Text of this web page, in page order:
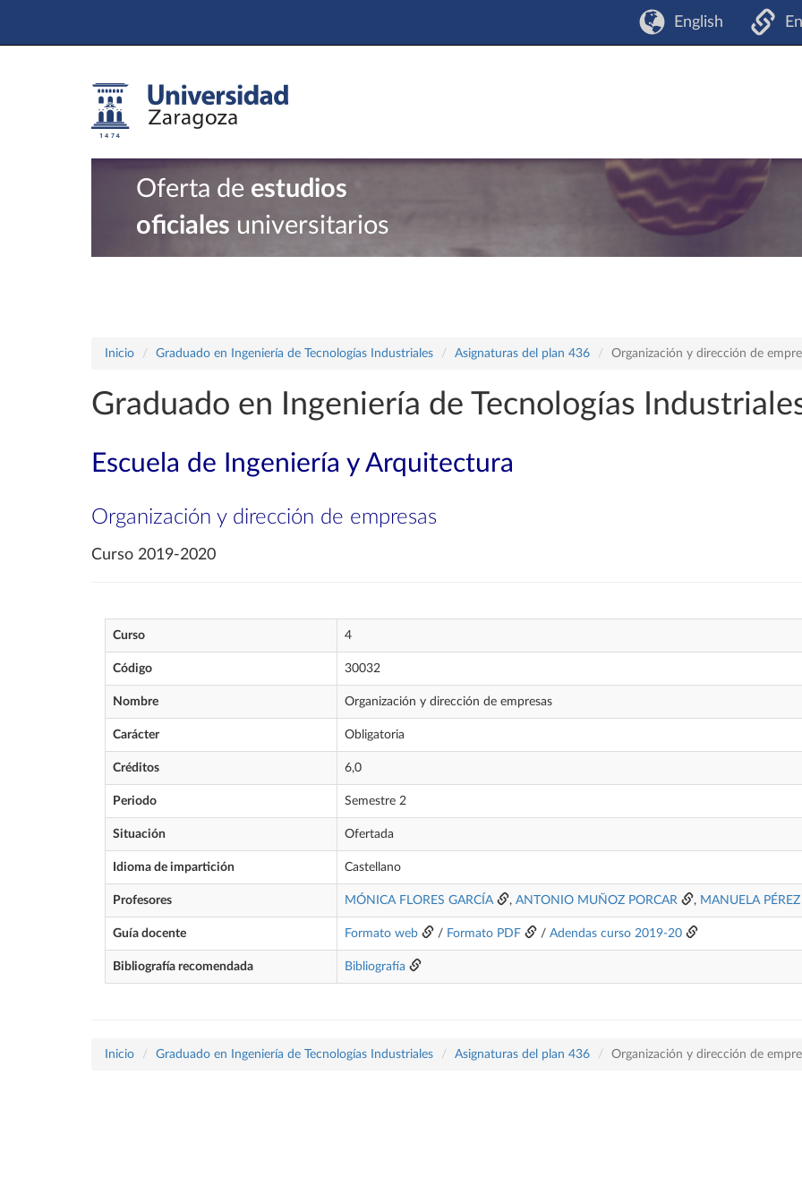
English
Oferta de estudios
oficiales universitarios
Inicio Graduado en Ingeniería de Tecnologías Industriales Asignaturas del plan 436 Organización y dirección de
Graduado en Ingeniería de Tecnologías
Escuela de Ingeniería y Arquitectura
Organización y dirección de empresas
Curso 2019-2020
Curso 4
Código 30032
Nombre Organización y dirección de empresas
Carácter Obligatoria
Créditos 6,0
Periodo Semestre 2
Situación Ofertada
Idioma de impartición Castellano
Profesores MÓNICA FLORES GARCÍA , ANTONIO MUÑOZ PORCAR , MANUELA PÉREZ
Guía docente Formato web / Formato PDF / Adendas curso 2019-20
Bibliografía recomendada Bibliografía
Inicio Graduado en Ingeniería de Tecnologías Industriales Asignaturas del plan 436 Organización y dirección de